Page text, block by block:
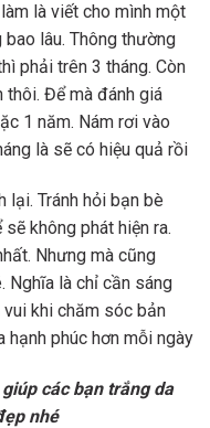
là viết cho mình một
lâu. Thông thường
phải trên 3 tháng. Còn
thôi. Để mà đánh giá
1 năm. Nám rơi vào
là sẽ có hiệu quả rồi
lại. Tránh hỏi bạn bè
không phát hiện ra.
Nhưng mà cũng
Nghĩa là chỉ cần sáng
khi chăm sóc bản
hạnh phúc hơn mỗi ngày
các bạn trắng da
nhé